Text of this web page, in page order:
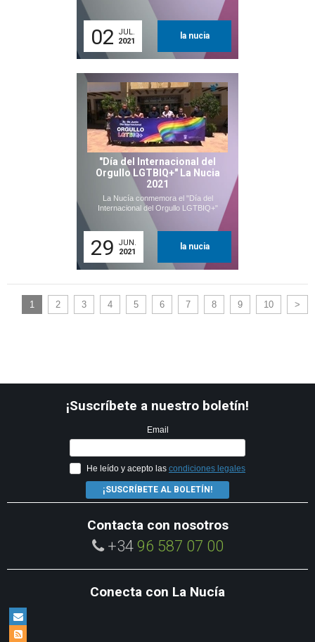
02
JUL.
2021
la nucia
"Día del Internacional del
Orgullo LGTBIQ+" La Nucia
2021
La Nucía conmemora el "Día del
Internacional del Orgullo LGTBIQ+"
29
JUN.
2021
la nucia
1 2 3 4 5 6 7 8 9 10 >
¡Suscríbete a nuestro boletín!
Email
He leído y acepto las condiciones legales
¡SUSCRÍBETE AL BOLETÍN!
Contacta con nosotros
+34 96 587 07 00
Conecta con La Nucía